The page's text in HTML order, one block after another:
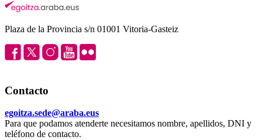
Plaza de la Provincia s/n 01001 Vitoria-Gasteiz
Contacto
egoitza.sede@araba.eus
Para que podamos atenderte necesitamos nombre, apellidos, DNI y
teléfono de contacto.